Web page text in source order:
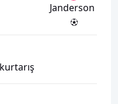
Janderson